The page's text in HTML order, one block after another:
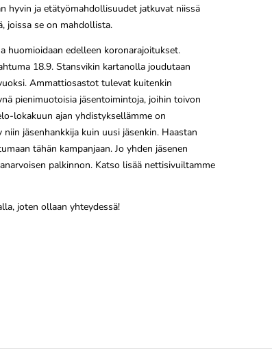
hyvin ja etätyömahdollisuudet jatkuvat niissä
joissa se on mahdollista.
huomioidaan edelleen koronarajoitukset.
18.9. Stansvikin kartanolla joudutaan
Ammattiosastot tulevat kuitenkin
pienimuotoisia jäsentoimintoja, joihin toivon
lokakuun ajan yhdistyksellämme on
jäsenhankkija kuin uusi jäsenkin. Haastan
tähän kampanjaan. Jo yhden jäsenen
palkinnon. Katso lisää nettisivuiltamme
joten ollaan yhteydessä!